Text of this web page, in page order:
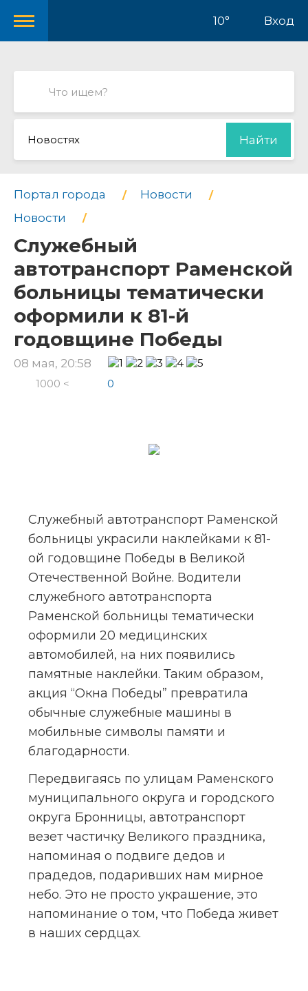
10° Вход
Новостях Найти
Портал города
Новости
Новости
Служебный
автотранспорт Раменской
больницы тематически
оформили к 81-й
годовщине Победы
08 мая, 20:58
1000 < 0
Служебный автотранспорт Раменской
больницы украсили наклейками к 81-
ой годовщине Победы в Великой
Отечественной Войне. Водители
служебного автотранспорта
Раменской больницы тематически
оформили 20 медицинских
автомобилей, на них появились
памятные наклейки. Таким образом,
акция “Окна Победы” превратила
обычные служебные машины в
мобильные символы памяти и
благодарности.
️Передвигаясь по улицам Раменского
муниципального округа и городского
округа Бронницы, автотранспорт
везет частичку Великого праздника,
напоминая о подвиге дедов и
прадедов, подаривших нам мирное
небо. Это не просто украшение, это
напоминание о том, что Победа живет
в наших сердцах.